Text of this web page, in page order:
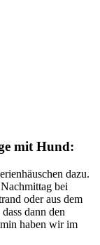
mit Hund:
dazu.
bei
oder aus dem
dann den
haben wir im